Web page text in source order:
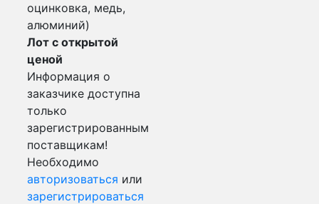
оцинковка, медь,
алюминий)
Лот с открытой
ценой
Информация о
заказчике доступна
только
зарегистрированным
поставщикам!
Необходимо
авторизоваться или
зарегистрироваться